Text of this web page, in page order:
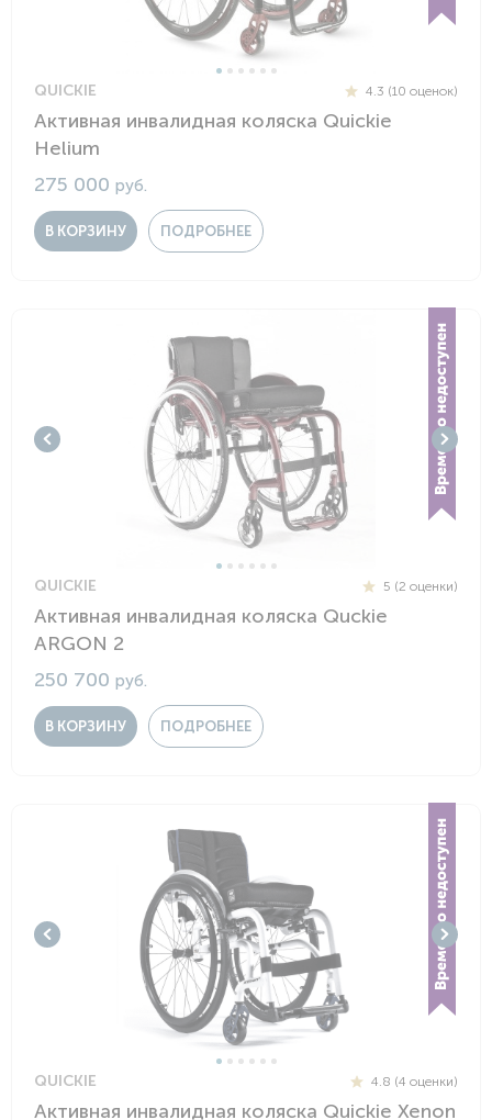
QUICKIE 4.3 (10 оценок)
Активная инвалидная коляска Quickie
Helium
275 000 руб.
В КОРЗИНУ ПОДРОБНЕЕ
QUICKIE 5 (2 оценки)
Активная инвалидная коляска Quckie
ARGON 2
250 700 руб.
В КОРЗИНУ ПОДРОБНЕЕ
QUICKIE 4.8 (4 оценки)
Активная инвалидная коляска Quickie Xenon